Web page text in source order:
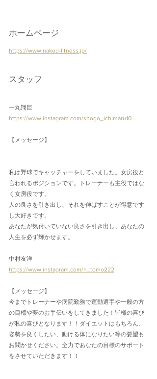
ホームページ
https://www.naked-fitness.jp/
スタッフ
一丸翔巨
https://www.instagram.com/shogo_ichimaru10
【メッセージ】
私は野球でキャッチャーをしていました。女房役と
言われるポジションです。トレーナーも主役ではな
く女房役です。
人の良さを引き出し、それを伸ばすことが得意です
し大好きです。
あなたが気付いていない良さを引き出し、あなたの
人生を必ず輝かせます。
中村友洋
https://www.instagram.com/n_tomo222
【メッセージ】
今までトレーナーや病院勤務で運動選手や一般の方
の目標や夢のお手伝いをしてきました！皆様の喜び
が私の喜びとなります！！ダイエットはもちろん、
姿勢を良くしたい、動ける体になりたい等の要望も
お聞かせください。全力であなたの目標のサポート
をさせていただきます！！